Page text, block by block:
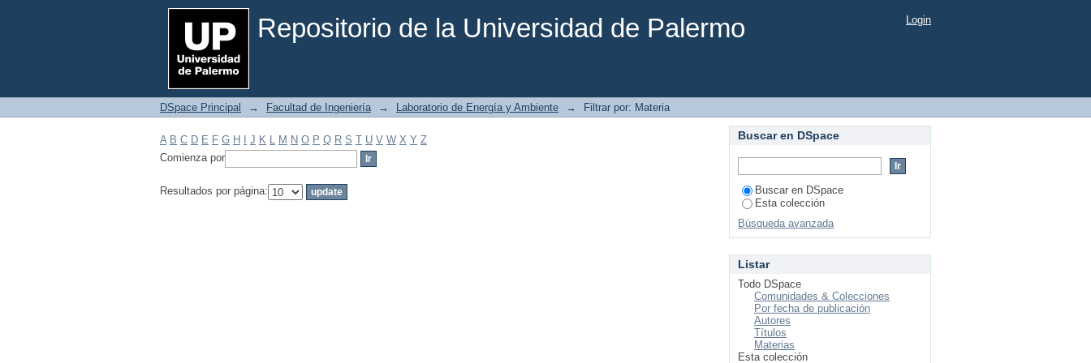
Repositorio de la Universidad de Palermo
Filtrar por: Materia Login
DSpace Principal → Facultad de Ingeniería → Laboratorio de Energía y Ambiente → Filtrar por: Materia
A B C D E F G H J K L M N O P Q R S T U V W X Y Z
Comienza por
Resultados por página:
Buscar en DSpace
Buscar en DSpace
Esta colección
Búsqueda avanzada
Listar
Todo DSpace
Comunidades & Colecciones
Por fecha de publicación
Autores
Títulos
Materias
Esta colección